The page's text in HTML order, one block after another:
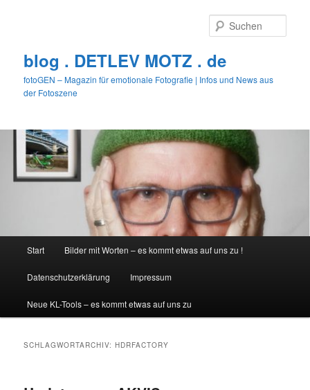
blog . DETLEV MOTZ . de
fotoGEN – Magazin für emotionale Fotografie | Infos und News aus
der Fotoszene
Start Bilder mit Worten – es kommt etwas auf uns zu !
Datenschutzerklärung Impressum
Neue KL-Tools – es kommt etwas auf uns zu
SCHLAGWORTARCHIV:HDRFACTORY